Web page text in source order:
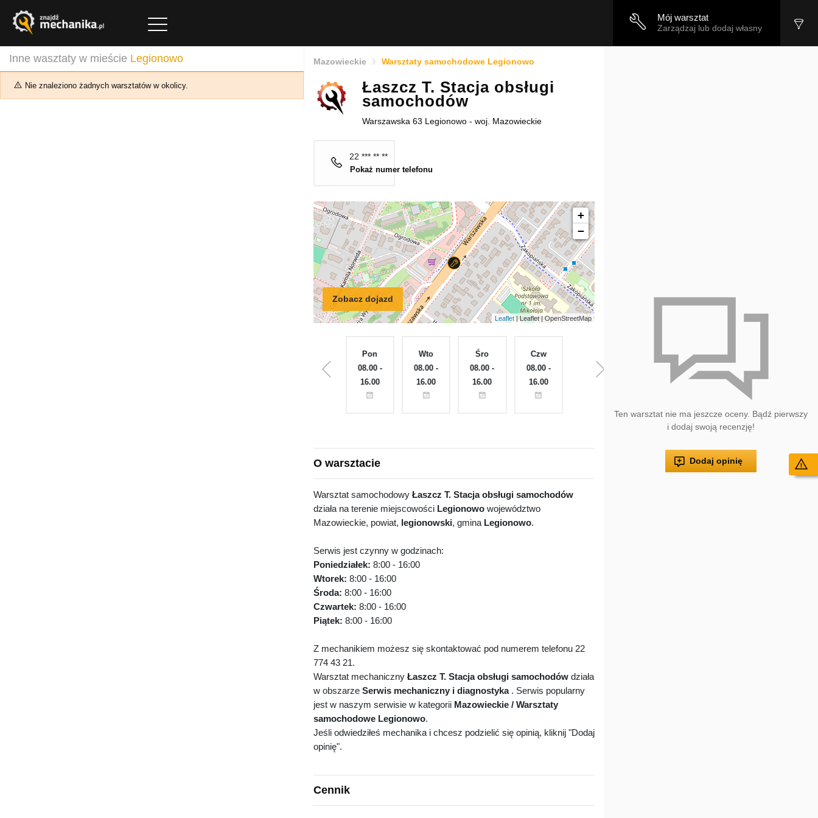
Mój warsztat
Zarządzaj lub dodaj własny
Inne wasztaty w mieście Legionowo
Nie znaleziono żadnych warsztatów w okolicy.
Mazowieckie Warsztaty samochodowe Legionowo
Łaszcz T. Stacja obsługi
samochodów
Warszawska 63 Legionowo - woj. Mazowieckie
22 *** ** **
Pokaż numer telefonu
Zobacz dojazd
+
−
Leaflet| Leaflet | OpenStreetMap
Zamknięte
Pon
08.00 -
16.00
Wto
08.00 -
16.00
Śro
08.00 -
16.00
Czw
08.00 -
16.00
08.00 -
Nie
16.00
O warsztacie
Warsztat samochodowy Łaszcz T. Stacja obsługi samochodów
działa na terenie miejscowości Legionowo województwo
Mazowieckie, powiat, legionowski, gmina Legionowo.
Serwis jest czynny w godzinach:
Poniedziałek: 8:00 - 16:00
Wtorek: 8:00 - 16:00
Środa: 8:00 - 16:00
Czwartek: 8:00 - 16:00
Piątek: 8:00 - 16:00
Z mechanikiem możesz się skontaktować pod numerem telefonu 22
774 43 21.
Warsztat mechaniczny Łaszcz T. Stacja obsługi samochodów działa
w obszarze Serwis mechaniczny i diagnostyka. Serwis popularny
jest w naszym serwisie w kategorii Mazowieckie / Warsztaty
samochodowe Legionowo.
Jeśli odwiedziłeś mechanika i chcesz podzielić się opinią, kliknij "Dodaj
opinię".
Cennik
Ten warsztat nie ma jeszcze oceny. Bądź pierwszy
i dodaj swoją recenzję!
Dodaj opinię